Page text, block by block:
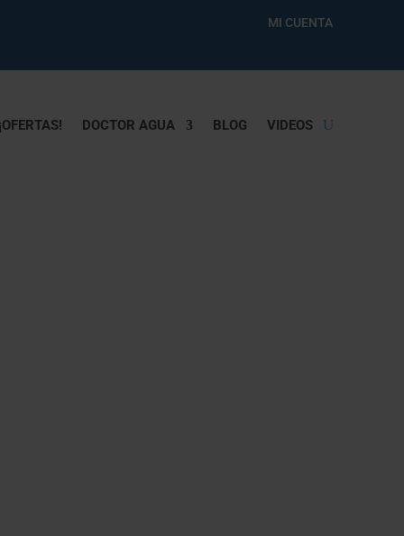
MI CUENTA
¡OFERTAS! DOCTOR AGUA BLOG VIDEOS